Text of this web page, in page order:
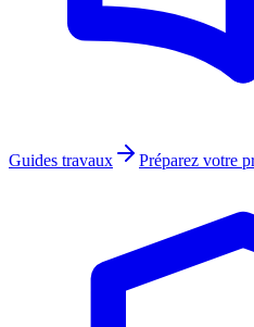
Guides travaux Préparez votre